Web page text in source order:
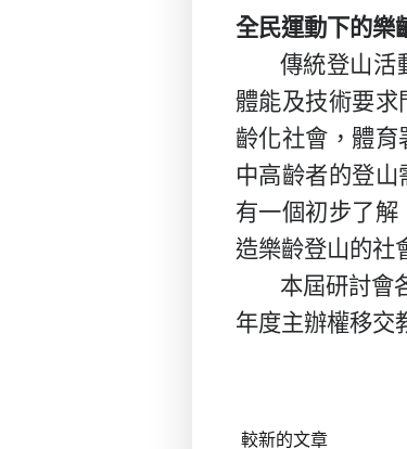
全民運動下的樂
傳統登山活
體能及技術要
齡化社會，體育
中高齡者的登
有一個初步了
造樂齡登山的社
本屆研討會
年度主辦權移交
較新的文章